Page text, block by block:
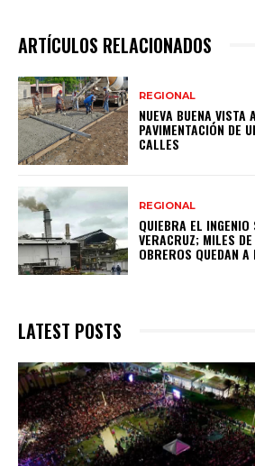
ARTÍCULOS RELACIONADOS
REGIONAL
NUEVA BUENA VISTA
PAVIMENTACIÓN DE
CALLES
REGIONAL
QUIEBRA EL
VERACRUZ; MILES
OBREROS QUEDAN A
LATEST POSTS